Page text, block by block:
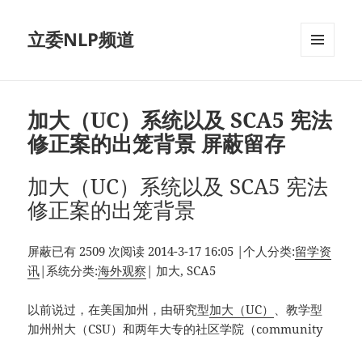
立委NLP频道
加大（UC）系统以及 SCA5 宪法
修正案的出笼背景 屏蔽留存
加大（UC）系统以及 SCA5 宪法
修正案的出笼背景
屏蔽已有 2509 次阅读 2014-3-17 16:05 |个人分类:留学资
讯|系统分类:海外观察 | 加大, SCA5
以前说过，在美国加州，由研究型加大（UC） 、教学型
加州州大（CSU）和两年大专的社区学院（community